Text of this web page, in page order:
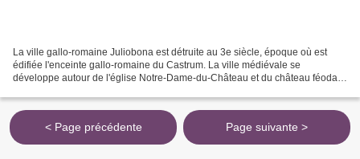
La ville gallo-romaine Juliobona est détruite au 3e siècle, époque où est
édifiée l'enceinte gallo-romaine du Castrum. La ville médiévale se
développe autour de l'église Notre-Dame-du-Château et du château féodal
< Page précédente Page suivante >